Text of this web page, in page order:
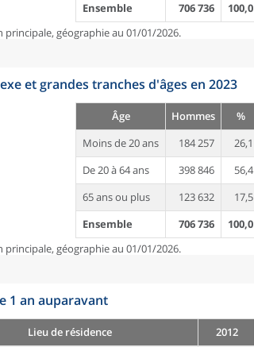
Ensemble
706 736 100,0
principale, géographie au 01/01/2026.
et grandes tranches d'âges en 2023
Âge Hommes %
Moins de 20 ans
184 257 26,1
De 20 à 64 ans
398 846 56,4
65 ans ou plus
123 632 17,5
Ensemble
706 736 100,0
principale, géographie au 01/01/2026.
1 an auparavant
Lieu de résidence 2012